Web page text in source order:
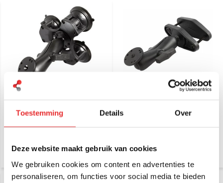
Toestemming Details Over
Deze website maakt gebruik van cookies
We gebruiken cookies om content en advertenties te
personaliseren, om functies voor social media te bieden
RAM Mount Triple Suction
€ 119,95Incl. btw
RAM Mount 4 inch
247-4